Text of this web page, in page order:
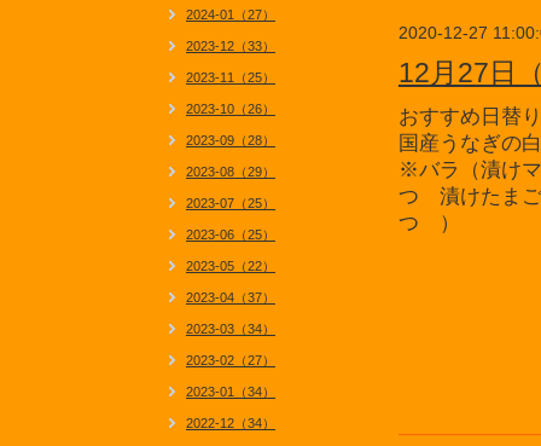
2020-12-27
12月27日
おすすめ日替
国産うなぎの
※バラ（漬け
つ 漬けたま
つ ）
2024-01（27）
2023-12（33）
2023-11（25）
2023-10（26）
2023-09（28）
2023-08（29）
2023-07（25）
2023-06（25）
2023-05（22）
2023-04（37）
2023-03（34）
2023-02（27）
2023-01（34）
2022-12（34）